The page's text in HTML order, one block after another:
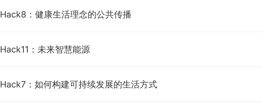
Hack8：健康生活理念的公共传播
Hack11：未来智慧能源
Hack7：如何构建可持续发展的生活方式